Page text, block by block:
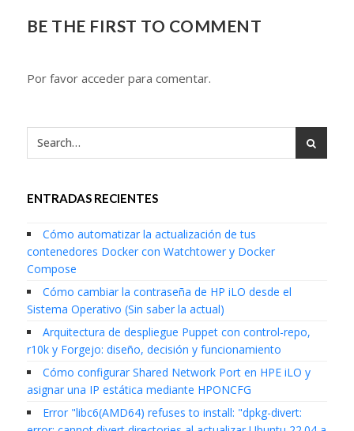
BE THE FIRST TO COMMENT
Por favor acceder para comentar.
ENTRADAS RECIENTES
Cómo automatizar la actualización de tus
contenedores Docker con Watchtower y Docker
Compose
Cómo cambiar la contraseña de HP iLO desde el
Sistema Operativo (Sin saber la actual)
Arquitectura de despliegue Puppet con control-repo,
r10k y Forgejo: diseño, decisión y funcionamiento
Cómo configurar Shared Network Port en HPE iLO y
asignar una IP estática mediante HPONCFG
Error "libc6(AMD64) refuses to install: "dpkg-divert: